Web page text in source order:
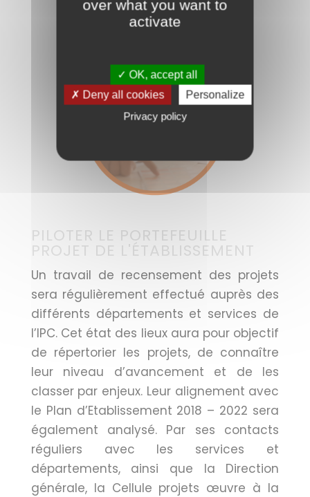
PILOTER LE PORTEFEUILLE
PROJET DE L'ÉTABLISSEMENT
Un travail de recensement des projets
sera régulièrement effectué auprès des
différents départements et services de
l’IPC. Cet état des lieux aura pour objectif
de répertorier les projets, de connaître
leur niveau d’avancement et de les
classer par enjeux. Leur alignement avec
le Plan d’Etablissement 2018 – 2022 sera
également analysé. Par ses contacts
réguliers avec les services et
départements, ainsi que la Direction
générale, la Cellule projets œuvre à la
over what you want to
activate
✓ OK, accept all
✗ Deny all cookies
Personalize
Privacy policy